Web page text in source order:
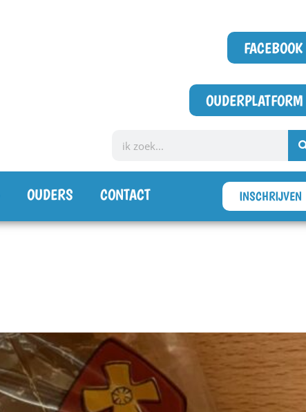
FACEBOOK
OUDERPLATFORM
OUDERS CONTACT INSCHRIJVEN